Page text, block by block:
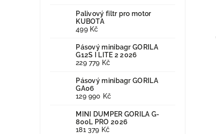
Palivový filtr pro motor
KUBOTA
499 Kč
Pásový minibagr GORILA
G12S I LITE 2 2026
229 779 Kč
Pásový minibagr GORILA
GA06
129 990 Kč
MINI DUMPER GORILA G-
800L PRO 2026
181 379 Kč